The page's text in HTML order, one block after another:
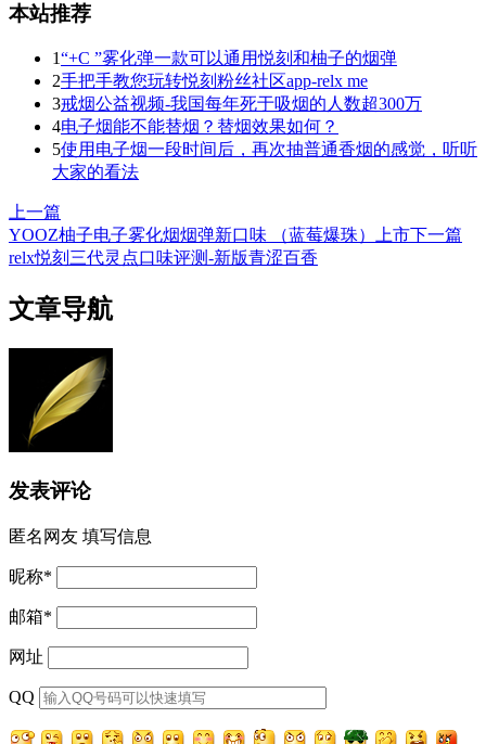
本站推荐
1“+C ”雾化弹一款可以通用悦刻和柚子的烟弹
2手把手教您玩转悦刻粉丝社区app-relx me
3戒烟公益视频-我国每年死于吸烟的人数超300万
4电子烟能不能替烟？替烟效果如何？
5使用电子烟一段时间后，再次抽普通香烟的感觉，听听
大家的看法
上一篇
YOOZ柚子电子雾化烟烟弹新口味 （蓝莓爆珠）上市下一篇
relx悦刻三代灵点口味评测-新版青涩百香
文章导航
发表评论
匿名网友 填写信息
昵称*
邮箱*
网址
QQ